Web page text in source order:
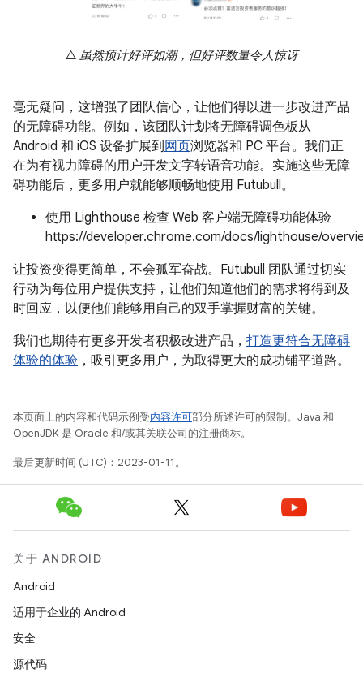
△ 虽然预计好评如潮，但好评数量令人惊讶
毫无疑问，这增强了团队信心，让他们得以进一步改进产品
的无障碍功能。例如，该团队计划将无障碍调色板从
Android 和 iOS 设备扩展到 网页浏览器和 PC 平台。我们正
在为有视力障碍的用户开发文字转语音功能。实施这些无障
碍功能后，更多用户就能够顺畅地使用 Futubull。
使用 Lighthouse 检查 Web 客户端无障碍功能体验
https://developer.chrome.com/docs/lighthouse/
让投资变得更简单，不会孤军奋战。Futubull 团队通过切实
行动为每位用户提供支持，让他们知道他们的需求将得到及
时回应，以便他们能够用自己的双手掌握财富的关键。
我们也期待有更多开发者积极改进产品， 打造更符合无障碍
体验的体验 ，吸引更多用户，为取得更大的成功铺平道路。
本页面上的内容和代码示例受内容许可部分所述许可的限制。Java 和
OpenJDK 是 Oracle 和/或其关联公司的注册商标。
最后更新时间 (UTC)：2023-01-11。
关于 ANDROID
Android
适用于企业的 Android
安全
源代码